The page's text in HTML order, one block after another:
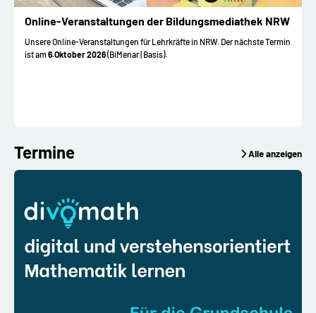
Online-Veranstaltungen der Bildungsmediathek NRW
Unsere Online-Veranstaltungen für Lehrkräfte in NRW. Der nächste Termin
ist am6.Oktober 2026(BiMenar | Basis).
Termine Alle anzeigen